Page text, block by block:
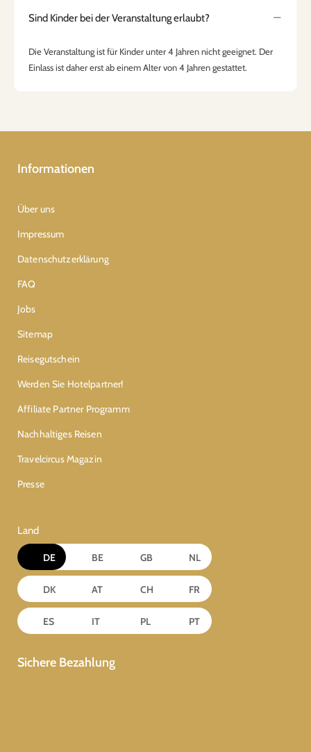
Sind Kinder bei der Veranstaltung erlaubt?
Die Veranstaltung ist für Kinder unter 4 Jahren nicht geeignet. Der
Einlass ist daher erst ab einem Alter von 4 Jahren gestattet.
Informationen
Über uns
Impressum
Datenschutzerklärung
FAQ
Jobs
Sitemap
Reisegutschein
Werden Sie Hotelpartner!
Affiliate Partner Programm
Nachhaltiges Reisen
Travelcircus Magazin
Presse
Land
DE BE GB NL
DK AT CH FR
ES IT PL PT
Sichere Bezahlung